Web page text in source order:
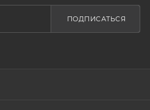
ПОДПИСАТЬСЯ